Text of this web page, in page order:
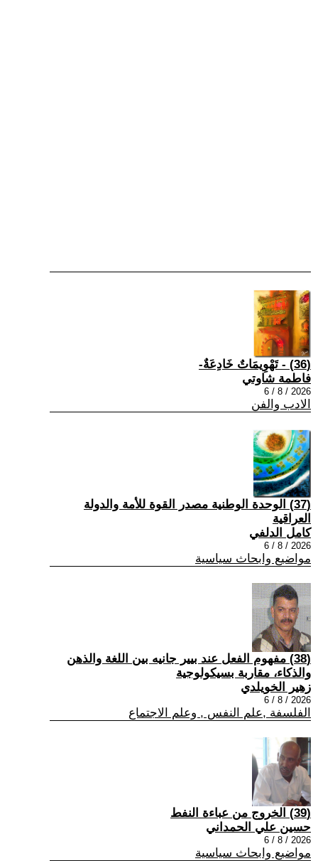
(36) - تَهْوِيمَاتٌ خَادِعَةٌ-
فاطمة شاوتي
2026 / 8 / 6
الادب والفن
(37) الوحدة الوطنية مصدر القوة للأمة والدولة
العراقية
كامل الدلفي
2026 / 8 / 6
مواضيع وابحاث سياسية
(38) مفهوم الفعل عند بيير جانيه بين اللغة والذهن
والذكاء، مقاربة بسيكولوجية
زهير الخويلدي
2026 / 8 / 6
الفلسفة ,علم النفس , وعلم الاجتماع
(39) الخروج من عباءة النفط
حسين علي الحمداني
2026 / 8 / 6
مواضيع وابحاث سياسية